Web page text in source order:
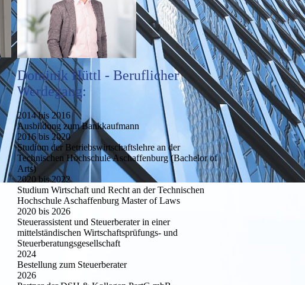
Dominik Hüttl - Beruflicher
Werdegang:
2014 bis 2016
Ausbildung zum Bankkaufmann
2016 bis 2020
Studium der Betriebswirtschaftslehre an der
Technischen Hochschule Aschaffenburg (Bachelor of
Arts)
2020 bis 2022
Studium Wirtschaft und Recht an der Technischen
Hochschule Aschaffenburg Master of Laws
2020 bis 2026
Steuerassistent und Steuerberater in einer
mittelständischen Wirtschaftsprüfungs- und
Steuerberatungsgesellschaft
2024
Bestellung zum Steuerberater
2026